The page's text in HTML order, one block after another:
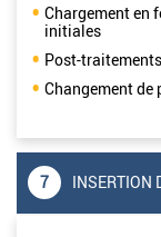
Chargement en
initiales
Post-
Changement de
7 INSERTION